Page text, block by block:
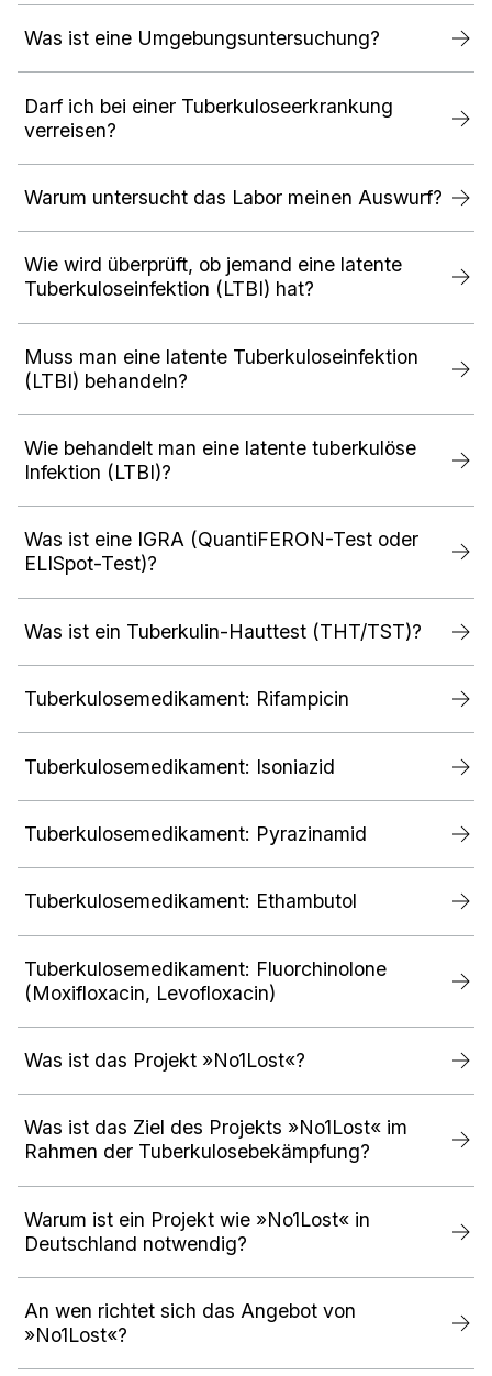
Was ist eine Umgebungsuntersuchung?
Darf ich bei einer Tuberkuloseerkrankung
verreisen?
Warum untersucht das Labor meinen Auswurf?
Wie wird überprüft, ob jemand eine latente
Tuberkuloseinfektion (LTBI) hat?
Muss man eine latente Tuberkuloseinfektion
(LTBI) behandeln?
Wie behandelt man eine latente tuberkulöse
Infektion (LTBI)?
Was ist eine IGRA (QuantiFERON-Test oder
ELISpot-Test)?
Was ist ein Tuberkulin-Hauttest (THT/TST)?
Tuberkulosemedikament: Rifampicin
Tuberkulosemedikament: Isoniazid
Tuberkulosemedikament: Pyrazinamid
Tuberkulosemedikament: Ethambutol
Tuberkulosemedikament: Fluorchinolone
(Moxifloxacin, Levofloxacin)
Was ist das Projekt »No1Lost«?
Was ist das Ziel des Projekts »No1Lost« im
Rahmen der Tuberkulosebekämpfung?
Warum ist ein Projekt wie »No1Lost« in
Deutschland notwendig?
An wen richtet sich das Angebot von
»No1Lost«?